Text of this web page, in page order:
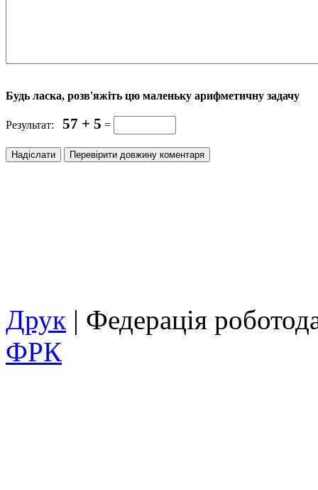
Будь ласка, розв'яжіть цю маленьку арифметичну задачу
Результат: 57 + 5 =
Друк | Федерація
ФРК